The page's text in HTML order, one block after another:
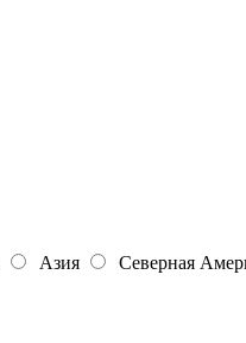
Азия Северная